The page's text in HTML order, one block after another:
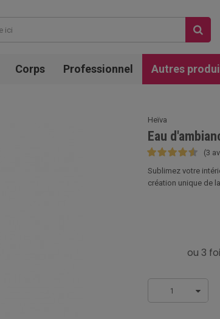
Corps Professionnel Autres
Heïva
Eau
(3
Sublimez votre
création unique de
1